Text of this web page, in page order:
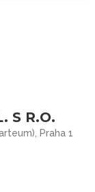
S R.O.
Praha 1